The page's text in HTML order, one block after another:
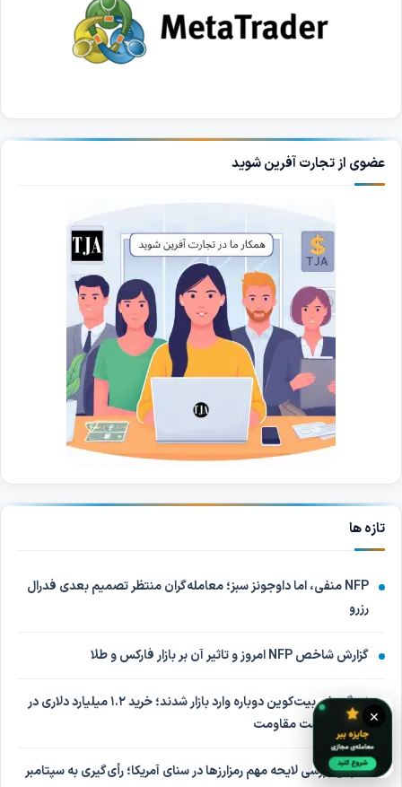
عضوی از تجارت آفرین شوید
تازه ها
NFP منفی، اما داوجونز سبز؛ معامله‌گران منتظر تصمیم بعدی فدرال
رزرو
گزارش شاخص NFP امروز و تاثیر آن بر بازار فارکس و طلا
نهنگ‌های بیت‌کوین دوباره وارد بازار شدند؛ خرید ۱.۲ میلیارد دلاری در
انتظار شکست مقاومت
تعویق بررسی لایحه مهم رمزارزها در سنای آمریکا؛ رأی‌گیری به سپتامبر
×